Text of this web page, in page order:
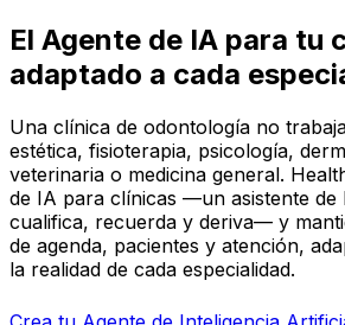
El Agente de IA para tu
adaptado a cada
Una clínica de odontología no
estética, fisioterapia, psicología,
veterinaria o medicina general.
de IA para clínicas —un asistente de
cualifica, recuerda y deriva— y
de agenda, pacientes y atención,
la realidad de cada especialidad.